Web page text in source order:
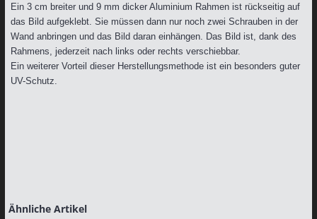
Ein 3 cm breiter und 9 mm dicker Aluminium Rahmen ist rückseitig auf
das Bild aufgeklebt. Sie müssen dann nur noch zwei Schrauben in der
Wand anbringen und das Bild daran einhängen. Das Bild ist, dank des
Rahmens, jederzeit nach links oder rechts verschiebbar.
Ein weiterer Vorteil dieser Herstellungsmethode ist ein besonders guter
UV-Schutz.
Ähnliche Artikel